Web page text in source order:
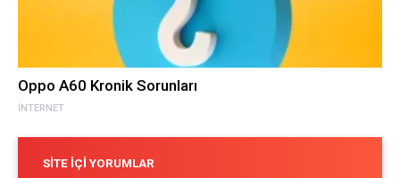
İNTERNET
Oppo A60 Kronik Sorunları
SITE İÇI YORUMLAR